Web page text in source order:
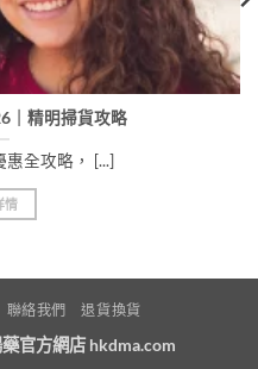
｜精明掃貨攻略
全攻略， [...]
情
聯絡我們 退貨換貨
官方網店 hkdma.com